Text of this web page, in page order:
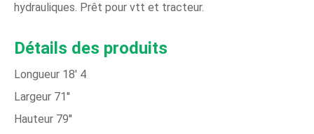
hydrauliques. Prêt pour vtt et tracteur.
Détails des produits
Longueur 18' 4
Largeur 71''
Hauteur 79''